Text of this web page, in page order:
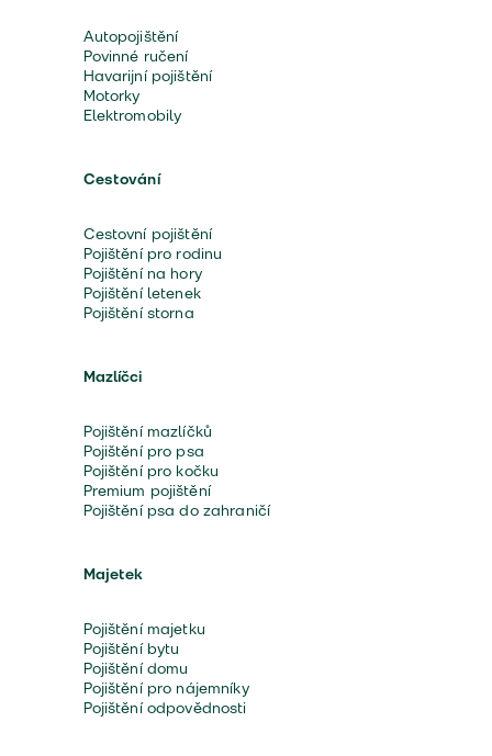
Autopojištění
Povinné ručení
Havarijní pojištění
Motorky
Elektromobily
Cestování
Cestovní pojištění
Pojištění pro rodinu
Pojištění na hory
Pojištění letenek
Pojištění storna
Mazlíčci
Pojištění mazlíčků
Pojištění pro psa
Pojištění pro kočku
Premium pojištění
Pojištění psa do zahraničí
Majetek
Pojištění majetku
Pojištění bytu
Pojištění domu
Pojištění pro nájemníky
Pojištění odpovědnosti